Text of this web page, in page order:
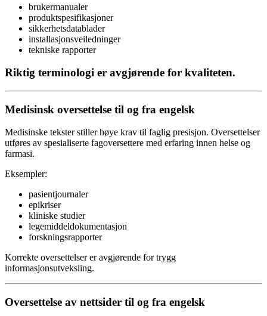
brukermanualer
produktspesifikasjoner
sikkerhetsdatablader
installasjonsveiledninger
tekniske rapporter
Riktig terminologi er avgjørende for kvaliteten.
Medisinsk oversettelse til og fra engelsk
Medisinske tekster stiller høye krav til faglig presisjon. Oversettelser
utføres av spesialiserte fagoversettere med erfaring innen helse og
farmasi.
Eksempler:
pasientjournaler
epikriser
kliniske studier
legemiddeldokumentasjon
forskningsrapporter
Korrekte oversettelser er avgjørende for trygg
informasjonsutveksling.
Oversettelse av nettsider til og fra engelsk